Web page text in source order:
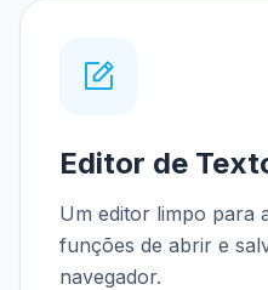
Editor de
Um editor limpo para
funções de abrir e
navegador.